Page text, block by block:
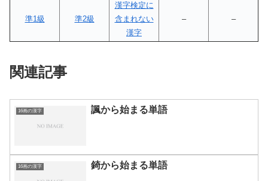
準1級 準2級
漢字検定に
含まれない
漢字
– –
関連記事
16画の漢字 諷から始まる単語
16画の漢字 錡から始まる単語